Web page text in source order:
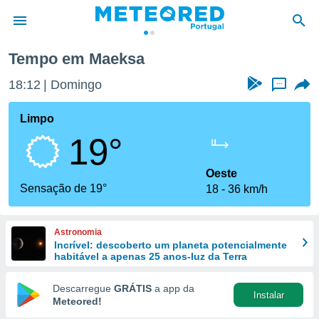
da
foi
fornecidas
a este
das
e
forma
digital
Tempo em Maeksa
18:12 Domingo ...
Limpo
19°
Sensação de 19°
Oeste
18
36 km/h
Astronomia
Incrível: descoberto um planeta potencialmente
habitável a apenas 25 anos-luz da Terra
Descarregue GRÁTIS a app da
Meteored!
Instalar